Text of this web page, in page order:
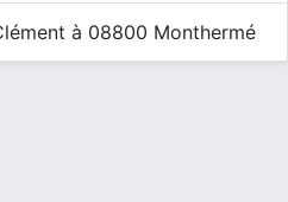
à 08800 Monthermé